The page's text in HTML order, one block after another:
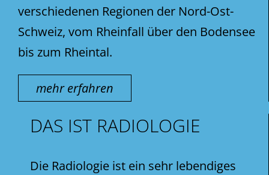
verschiedenen Regionen der Nord-Ost-
Schweiz, vom Rheinfall über den Bodensee
bis zum Rheintal.
mehr erfahren
DAS IST RADIOLOGIE
Die Radiologie ist ein sehr lebendiges